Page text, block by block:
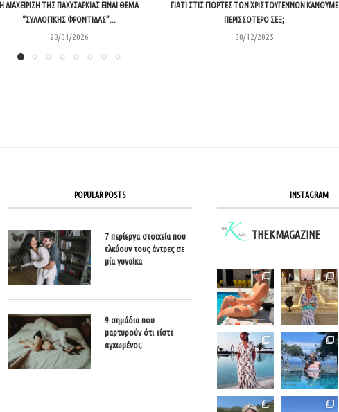
Η ΔΙΑΧΕΊΡΙΣΗ ΤΗΣ ΠΑΧΥΣΑΡΚΊΑΣ ΕΊΝΑΙ ΘΈΜΑ
“ΣΥΛΛΟΓΙΚΉΣ ΦΡΟΝΤΊΔΑΣ”...
20/01/2026
ΓΙΑΤΊ ΣΤΙΣ ΓΙΟΡΤΈΣ ΤΩΝ ΧΡΙΣΤΟΥΓΈΝΝΩΝ ΚΆΝΟΥΜΕ
ΠΕΡΙΣΣΌΤΕΡΟ ΣΕΞ;
30/12/2025
POPULAR POSTS
7 περίεργα στοιχεία που
ελκύουν τους άντρες σε
μία γυναίκα
9 σημάδια που
μαρτυρούν ότι είστε
αγχωμένοι;
INSTAGRAM
THEKMAGAZINE